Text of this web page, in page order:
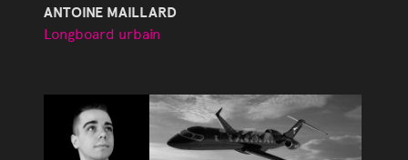
ANTOINE MAILLARD
Longboard urbain